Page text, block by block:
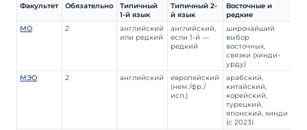
Факультет Обязательно
Типичный
1-й язык
Типичный 2-
й язык
Восточные и
редкие
МО
2
английский
или редкий
английский,
если 1-й —
редкий
широчайший
выбор
восточных,
связки (хинди-
урду)
МЭО
2 английский
европейский
(нем./фр./
исп.)
арабский,
китайский,
корейский,
турецкий,
японский, хинди
(с 2023)